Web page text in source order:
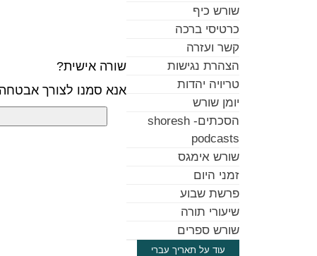
שורש כיף
כרטיסי ברכה
קשר ועזרה
הצהרת נגישות
טריויה יהדות
יומן שורש
הסכתים- shoresh
podcasts
שורש אימגס
זמני היום
פרשת שבוע
שיעורי תורה
שורש ספרים
עוד על תאריך עברי
שורה אישית?
אנא סמנו לצורך אבטחה